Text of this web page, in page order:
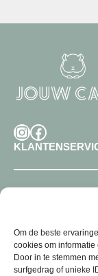
Om de beste
cookies om
Door in te stemmen
surfgedrag of unieke
InstagramFacebook